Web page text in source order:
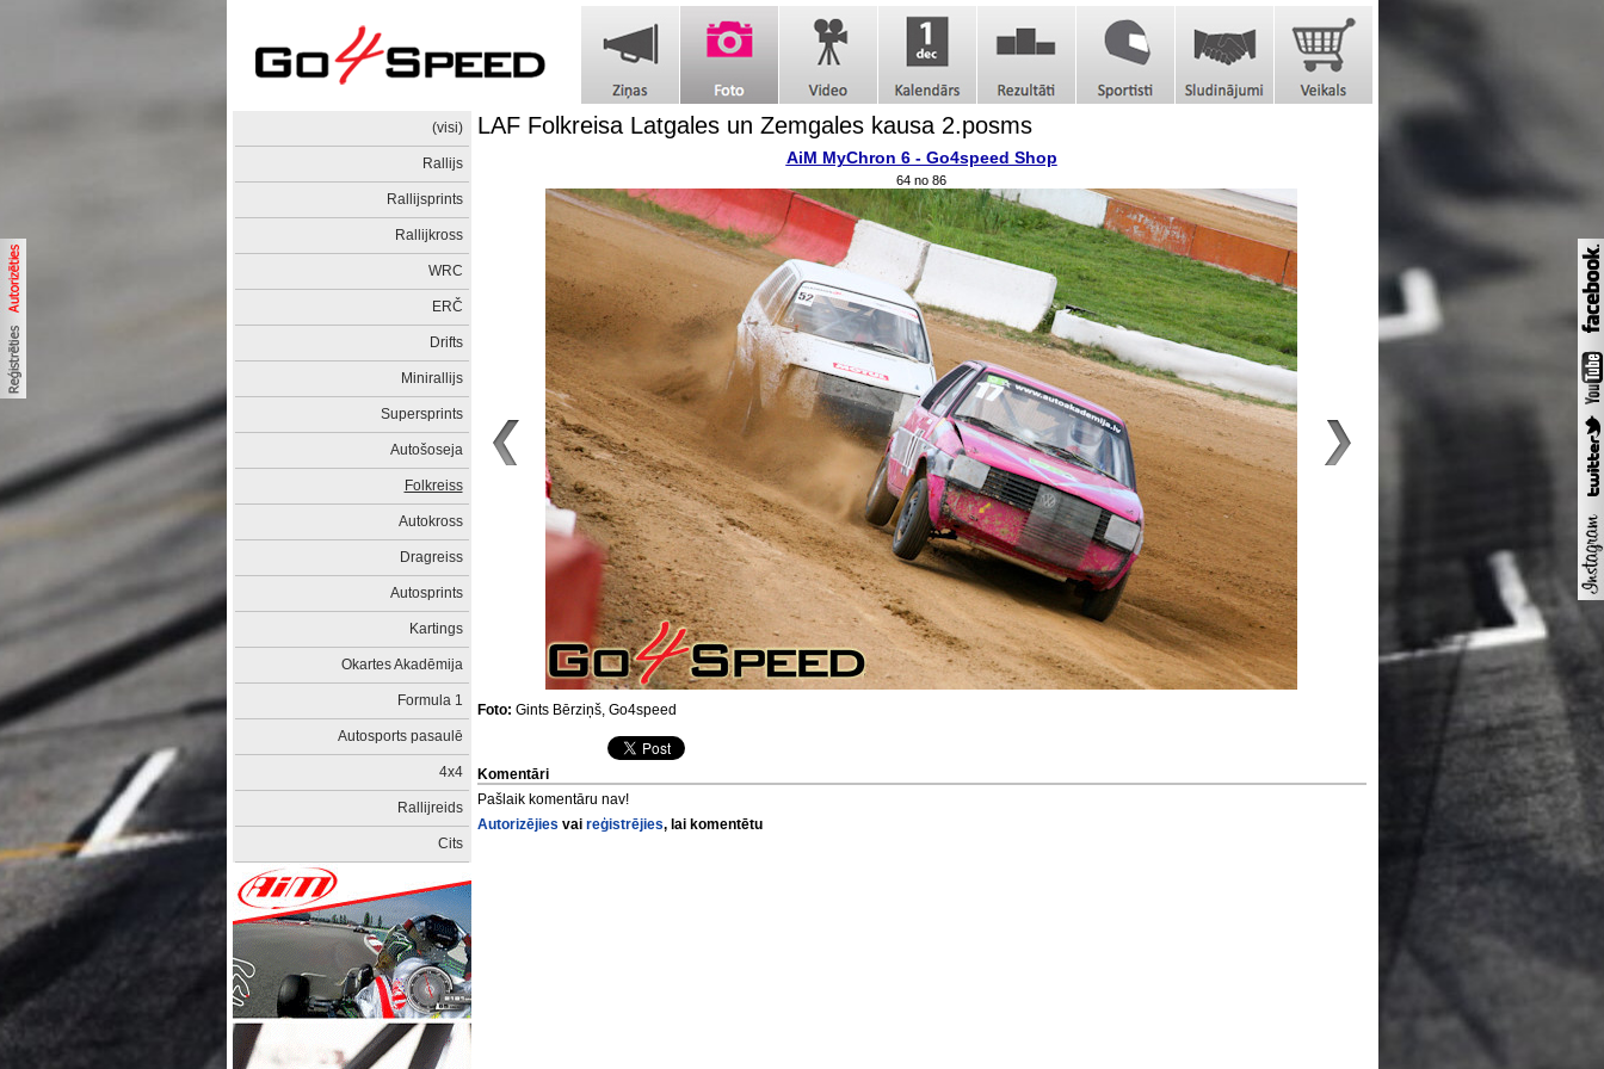
(visi)
Rallijs
Rallijsprints
Rallijkross
WRC
ERČ
Drifts
Minirallijs
Supersprints
Autošoseja
Folkreiss
Autokross
Dragreiss
Autosprints
Kartings
Okartes Akadēmija
Formula 1
Autosports pasaulē
4x4
Rallijreids
Cits
LAF Folkreisa Latgales un Zemgales kausa 2.posms
AiM MyChron 6 - Go4speed Shop
64 no 86
Foto: Gints Bērziņš, Go4speed
Komentāri
Pašlaik komentāru nav!
Autorizējies vai reģistrējies, lai komentētu